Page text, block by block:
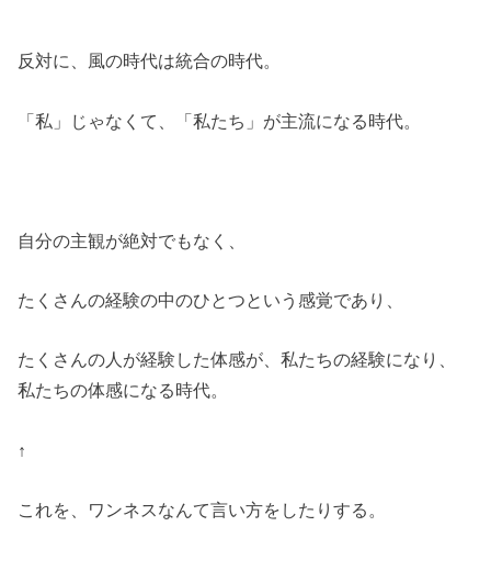
反対に、風の時代は統合の時代。
「私」じゃなくて、「私たち」が主流になる時代。
自分の主観が絶対でもなく、
たくさんの経験の中のひとつという感覚であり、
たくさんの人が経験した体感が、私たちの経験になり、
私たちの体感になる時代。
↑
これを、ワンネスなんて言い方をしたりする。